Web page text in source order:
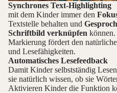
Synchrones Text-Highlighting
mit dem Kinder immer den
Textstelle behalten und
Schriftbild verknüpfen
Markierung fördert den
und Lesefähigkeiten.
Automatisches Lesefeedback
Damit Kinder selbstständig
sie natürlich wissen, ob sie
Aktivieren Kinder die Funktion